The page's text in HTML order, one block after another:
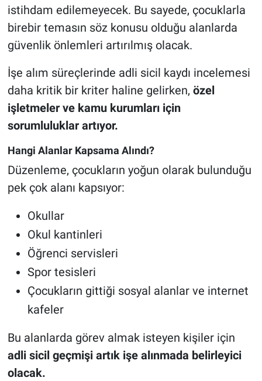
istihdam edilemeyecek. Bu sayede, çocuklarla
birebir temasın söz konusu olduğu alanlarda
güvenlik önlemleri artırılmış olacak.
İşe alım süreçlerinde adli sicil kaydı incelemesi
daha kritik bir kriter haline gelirken, özel
işletmeler ve kamu kurumları için
sorumluluklar artıyor.
Hangi Alanlar Kapsama Alındı?
Düzenleme, çocukların yoğun olarak bulunduğu
pek çok alanı kapsıyor:
Okullar
Okul kantinleri
Öğrenci servisleri
Spor tesisleri
Çocukların gittiği sosyal alanlar ve internet
kafeler
Bu alanlarda görev almak isteyen kişiler için
adli sicil geçmişi artık işe alınmada belirleyici
olacak.